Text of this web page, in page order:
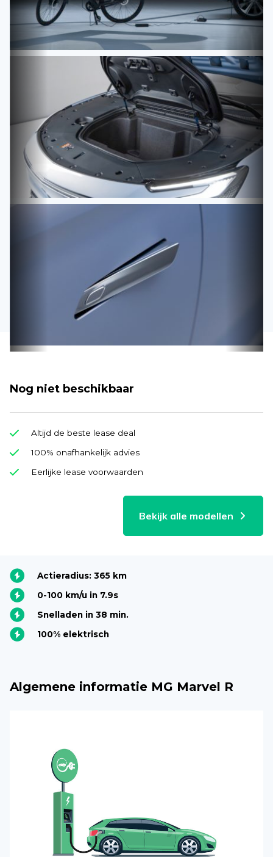
Nog niet beschikbaar
Bekijk alle modellen
Altijd de beste lease deal
100% onafhankelijk advies
Eerlijke lease voorwaarden
Actieradius: 365 km
0-100 km/u in 7.9s
Snelladen in 38 min.
100% elektrisch
Algemene informatie MG Marvel R